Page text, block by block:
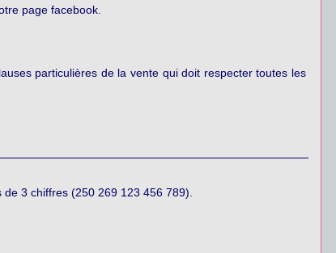
page facebook.
particulières de la vente qui doit respecter toutes les
3 chiffres (250 269 123 456 789).